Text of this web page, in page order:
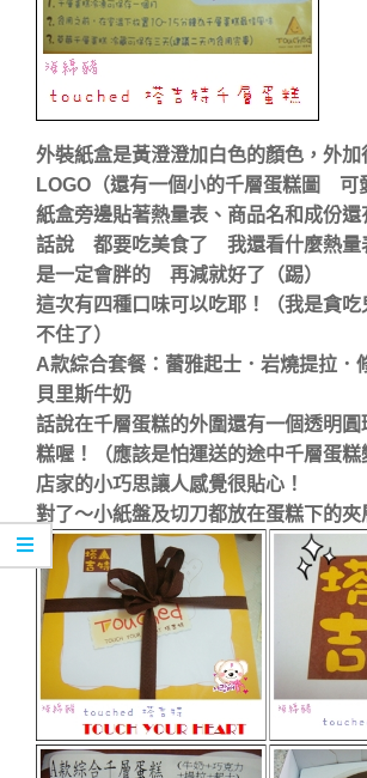
外裝紙盒是黃澄澄加白色的顏色，外
LOGO（還有一個小的千層蛋糕圖 可
紙盒旁邊貼著熱量表、商品名和成份還
話說 都要吃美食了 我還看什麼熱
是一定會胖的 再減就好了（踢）
這次有四種口味可以吃耶！（我是貪
不住了）
A款綜合套餐：蕾雅起士．岩燒提拉．
貝里斯牛奶
話說在千層蛋糕的外圍還有一個透明
糕喔！（應該是怕運送的途中千層蛋糕
店家的小巧思讓人感覺很貼心！
對了～小紙盤及切刀都放在蛋糕下的夾